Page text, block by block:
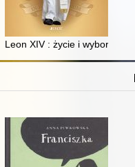
Leon XIV : życie i wybory